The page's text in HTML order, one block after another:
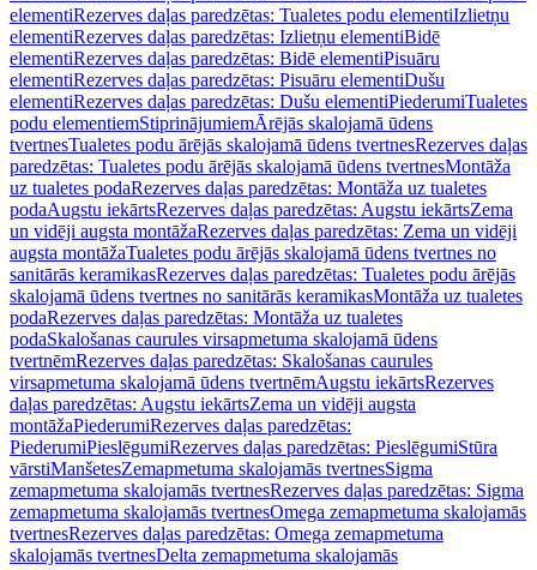
elementiRezerves daļas paredzētas: Tualetes podu elementiIzlietņu
elementiRezerves daļas paredzētas: Izlietņu elementiBidē
elementiRezerves daļas paredzētas: Bidē elementiPisuāru
elementiRezerves daļas paredzētas: Pisuāru elementiDušu
elementiRezerves daļas paredzētas: Dušu elementiPiederumiTualetes
podu elementiemStiprinājumiemĀrējās skalojamā ūdens
tvertnesTualetes podu ārējās skalojamā ūdens tvertnesRezerves daļas
paredzētas: Tualetes podu ārējās skalojamā ūdens tvertnesMontāža
uz tualetes podaRezerves daļas paredzētas: Montāža uz tualetes
podaAugstu iekārtsRezerves daļas paredzētas: Augstu iekārtsZema
un vidēji augsta montāžaRezerves daļas paredzētas: Zema un vidēji
augsta montāžaTualetes podu ārējās skalojamā ūdens tvertnes no
sanitārās keramikasRezerves daļas paredzētas: Tualetes podu ārējās
skalojamā ūdens tvertnes no sanitārās keramikasMontāža uz tualetes
podaRezerves daļas paredzētas: Montāža uz tualetes
podaSkalošanas caurules virsapmetuma skalojamā ūdens
tvertnēmRezerves daļas paredzētas: Skalošanas caurules
virsapmetuma skalojamā ūdens tvertnēmAugstu iekārtsRezerves
daļas paredzētas: Augstu iekārtsZema un vidēji augsta
montāžaPiederumiRezerves daļas paredzētas:
PiederumiPieslēgumiRezerves daļas paredzētas: PieslēgumiStūra
vārstiManšetesZemapmetuma skalojamās tvertnesSigma
zemapmetuma skalojamās tvertnesRezerves daļas paredzētas: Sigma
zemapmetuma skalojamās tvertnesOmega zemapmetuma skalojamās
tvertnesRezerves daļas paredzētas: Omega zemapmetuma
skalojamās tvertnesDelta zemapmetuma skalojamās